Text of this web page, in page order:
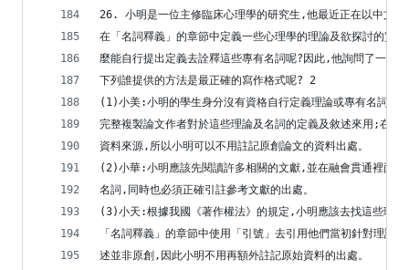
26. 小明是一位主修臨床心理學的研究生,他最近正在以中文
在「名詞釋義」的章節中定義一些心理學的理論及欲探討的實
麼能自行提出定義去詮釋這些專有名詞呢?因此,他詢問了一些
下列誰提供的方法是最正確的寫作格式呢? 2
(1)小美:小明的學生身分沒有資格自行定義理論或專有名詞。
完整複製論文作者對於這些理論及名詞的定義及敘述來用;在學
資料來源,所以小明可以不用註記原創論文的資料出處。
(2)小華:小明應該先閱讀許多相關的文獻,並在融會貫通裡面
名詞,同時也必須正確引註參考文獻的出處。
(3)小天:根據我國《著作權法》的規定,小明應該去找這些理
「名詞釋義」的章節中使用「引號」去引用他們當初針對理論
述並非原創,因此小明不用再額外註記原始資料的出處。